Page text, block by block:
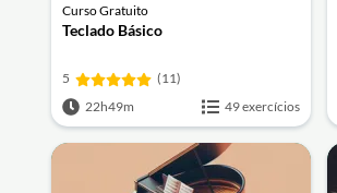
Curso Gratuito
Teclado Básico
5
(11)
22h49m
49 exercícios